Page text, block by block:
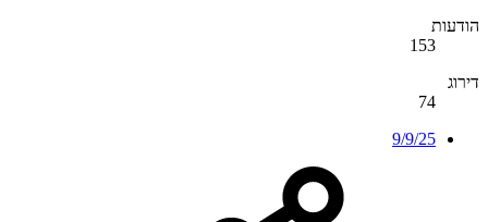
הודעות
153
דירוג
74
9/9/25